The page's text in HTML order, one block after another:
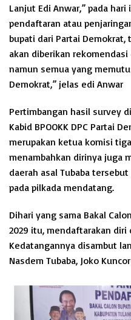
Lanjut Edi Anwar,” pada
pendaftaran atau
bupati dari Partai Demokrat,
akan diberikan
namun semua yang
Demokrat,” jelas edi Anwar
Pertimbangan hasil survey
Kabid BPOOKK DPC Partai
merupakan ketua komisi tiga
menambahkan dirinya juga
daerah asal Tubaba
pada pilkada mendatang.
Dihari yang sama Bakal
2029 itu, mendaftarakan diri
Kedatangannya disambut
Nasdem Tubaba, Joko